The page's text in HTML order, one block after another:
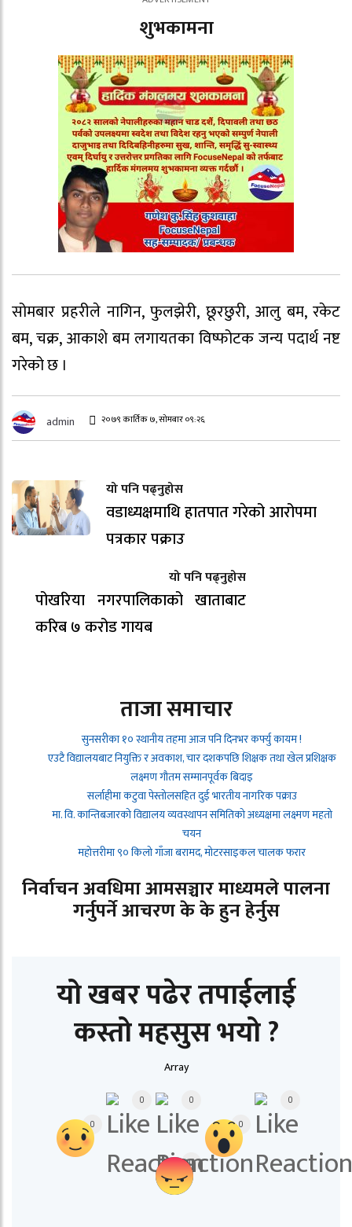
शुभकामना
सोमबार प्रहरीले नागिन, फुलझेरी, छूरछुरी, आलु बम, रकेट
बम, चक्र, आकाशे बम लगायतका विष्फोटक जन्य पदार्थ नष्ट
गरेको छ ।
admin २०७९ कार्तिक ७, सोमबार ०९:२६
यो पनि पढ्नुहोस
वडाध्यक्षमाथि हातपात गरेको आरोपमा
पत्रकार पक्राउ
यो पनि पढ्नुहोस
पोखरिया नगरपालिकाको खाताबाट
करिब ७ करोड गायब
ताजा समाचार
सुनसरीका १० स्थानीय तहमा आज पनि दिनभर कर्फ्यु कायम !
एउटै विद्यालयबाट नियुक्ति र अवकाश, चार दशकपछि शिक्षक तथा खेल प्रशिक्षक
लक्ष्मण गौतम सम्मानपूर्वक बिदाइ
सर्लाहीमा कटुवा पेस्तोलसहित दुई भारतीय नागरिक पक्राउ
मा. वि. कान्तिबजारको विद्यालय व्यवस्थापन समितिको अध्यक्षमा लक्ष्मण महतो
चयन
महोत्तरीमा ९० किलो गाँजा बरामद, मोटरसाइकल चालक फरार
निर्वाचन अवधिमा आमसञ्चार माध्यमले पालना
गर्नुपर्ने आचरण के के हुन हेर्नुस
यो खबर पढेर तपाईलाई
कस्तो महसुस भयो ?
Array
0
0 0
0
0
0